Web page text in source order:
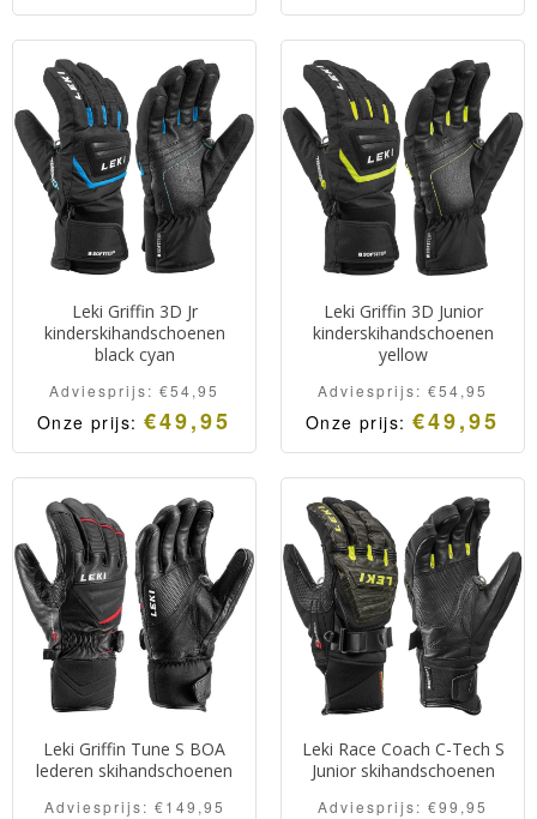
Leki Black Feather S ultra
zachte dames
skihandschoenen.
wanten van de vertrouwde
Extra warme, droge,
soepele en comfortabele
dames wanten.
Leki Griffin 3D Jr
kinderskihandschoenen
black cyan
Adviesprijs: €54,95
Onze prijs: €49,95
Leki Griffin 3D Junior.
Degelijke en warme kinder
skihandschoenen voor
droge en warme handen
voorzien van het Trigger S
systeem.
Leki Griffin 3D Junior
kinderskihandschoenen
yellow
Adviesprijs: €54,95
Onze prijs: €49,95
Leki Griffin 3D Junior.
Degelijke en warme kinder
skihandschoenen voor
droge en warme handen.
Leki Griffin Tune S BOA
lederen skihandschoenen
Adviesprijs: €149,95
Leki Race Coach C-Tech S
Junior skihandschoenen
Adviesprijs: €99,95